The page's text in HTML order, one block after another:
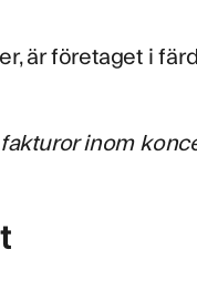
är företaget i
inom